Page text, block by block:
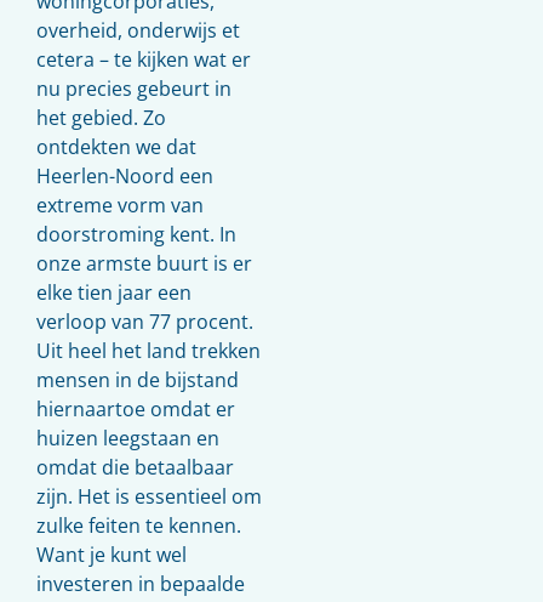
overheid, onderwijs et
cetera – te kijken wat er
nu precies gebeurt in
het gebied. Zo
ontdekten we dat
Heerlen-Noord een
extreme vorm van
doorstroming kent. In
onze armste buurt is er
elke tien jaar een
verloop van 77 procent.
Uit heel het land trekken
mensen in de bijstand
hiernaartoe omdat er
huizen leegstaan en
omdat die betaalbaar
zijn. Het is essentieel om
zulke feiten te kennen.
Want je kunt wel
investeren in bepaalde